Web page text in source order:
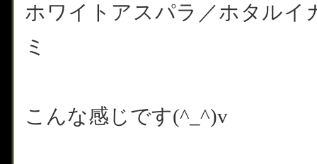
ホワイトアスパラ／ホタルイ
ミ
こんな感じです(^_^)v